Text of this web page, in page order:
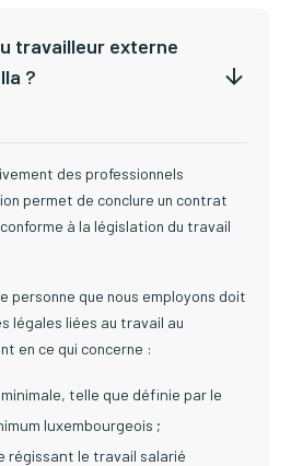
travailleur externe
?
des professionnels
permet de conclure un contrat
à la législation du travail
personne que nous employons doit
légales liées au travail au
en ce qui concerne :
telle que définie par le
luxembourgeois ;
régissant le travail salarié